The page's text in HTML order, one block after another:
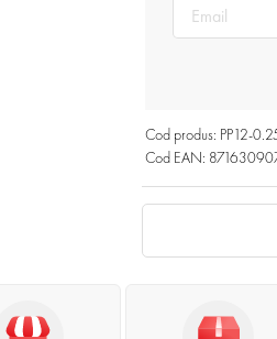
Cod produs: PP12-
Cod EAN: